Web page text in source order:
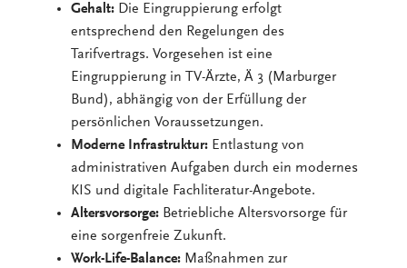
Gehalt: Die Eingruppierung erfolgt
entsprechend den Regelungen des
Tarifvertrags. Vorgesehen ist eine
Eingruppierung in TV-Ärzte, Ä 3 (Marburger
Bund), abhängig von der Erfüllung der
persönlichen Voraussetzungen.
Moderne Infrastruktur: Entlastung von
administrativen Aufgaben durch ein modernes
KIS und digitale Fachliteratur-Angebote.
Altersvorsorge: Betriebliche Altersvorsorge für
eine sorgenfreie Zukunft.
Work-Life-Balance: Maßnahmen zur